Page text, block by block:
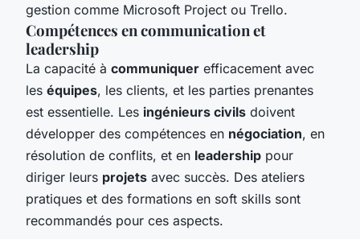
gestion comme Microsoft Project ou Trello.
Compétences en communication et
leadership
La capacité à communiquer efficacement avec
les équipes, les clients, et les parties prenantes
est essentielle. Les ingénieurs civils doivent
développer des compétences en négociation, en
résolution de conflits, et en leadership pour
diriger leurs projets avec succès. Des ateliers
pratiques et des formations en soft skills sont
recommandés pour ces aspects.